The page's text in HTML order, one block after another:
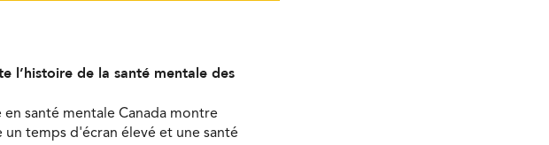
l’histoire de la santé mentale des
santé mentale Canada montre
temps d'écran élevé et une santé